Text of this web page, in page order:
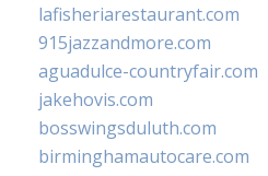
lafisheriarestaurant.com
915jazzandmore.com
aguadulce-countryfair.com
jakehovis.com
bosswingsduluth.com
birminghamautocare.com